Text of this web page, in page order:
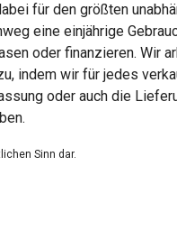
für den größten
eine einjährige
oder finanzieren. Wir
indem wir für jedes
oder auch die
Sinn dar.